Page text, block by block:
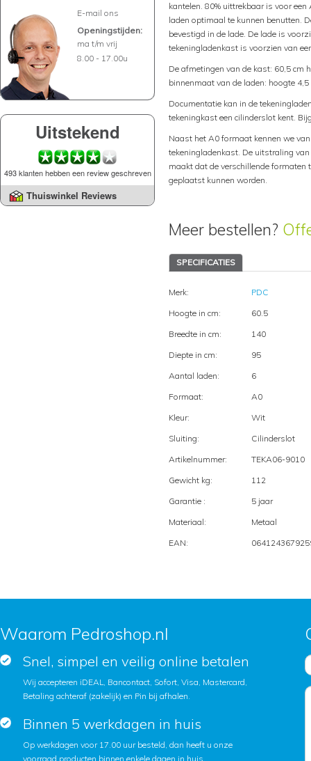
E-mail ons
Openingstijden:
ma t/m vrij
8.00 - 17.00u
Uitstekend
493 klanten hebben een review geschreven
Thuiswinkel Reviews
kantelen. 80% uittrekbaar is voor
laden optimaal te kunnen benutten.
bevestigd in de lade. De lade is
tekeningladenkast is voorzien van
De afmetingen van de kast: 60,5 cm
binnenmaat van de laden: hoogte
Documentatie kan in de
tekeningkast een cilinderslot kent.
Naast het A0 formaat kennen we
tekeningladenkast. De uitstraling
maakt dat de verschillende formaten
geplaatst kunnen worden.
Meer bestellen?
SPECIFICATIES
Merk:
PDC
Hoogte in cm:
60.5
Breedte in cm:
140
Diepte in cm:
95
Aantal laden:
6
Formaat:
A0
Kleur:
Wit
Sluiting:
Cilinderslot
Artikelnummer:
TEKA06-9010
Gewicht kg:
112
Garantie :
5 jaar
Materiaal:
Metaal
EAN:
Waarom Pedroshop.nl
Snel, simpel en veilig online betalen
Wij accepteren iDEAL, Bancontact, Sofort, Visa, Mastercard,
Betaling achteraf (zakelijk) en Pin bij afhalen.
Binnen 5 werkdagen in huis
Op werkdagen voor 17.00 uur besteld, dan heeft u onze
voorraad producten binnen enkele dagen in huis.